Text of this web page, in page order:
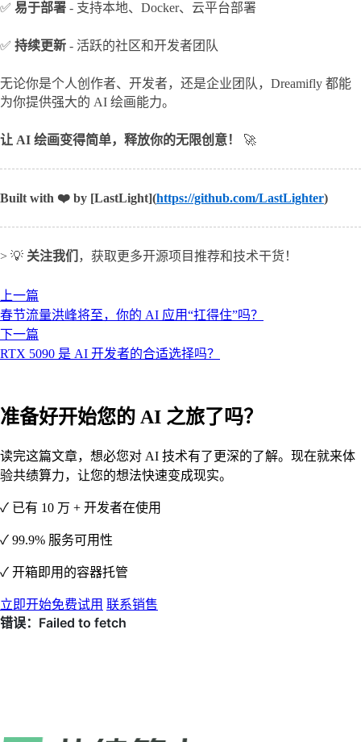
✅ 易于部署 - 支持本地、Docker、云平台部署
✅ 持续更新 - 活跃的社区和开发者团队
无论你是个人创作者、开发者，还是企业团队，Dreamifly 都能
为你提供强大的 AI 绘画能力。
让 AI 绘画变得简单，释放你的无限创意！ 🚀
Built with ❤️ by [LastLight](https://github.com/LastLighter)
> 💡 关注我们 ，获取更多开源项目推荐和技术干货！
上一篇
春节流量洪峰将至，你的 AI 应用“扛得住”吗？
下一篇
RTX 5090 是 AI 开发者的合适选择吗？
准备好开始您的 AI 之旅了吗？
读完这篇文章，想必您对 AI 技术有了更深的了解。现在就来体
验共绩算力，让您的想法快速变成现实。
✓ 已有 10 万 + 开发者在使用
✓ 99.9% 服务可用性
✓ 开箱即用的容器托管
立即开始免费试用 联系销售